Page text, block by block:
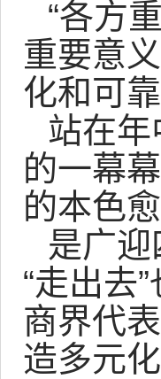
“各方
重要意
化和可
站在
的一幕
的本色
是广
“走出去
商界代
造多元